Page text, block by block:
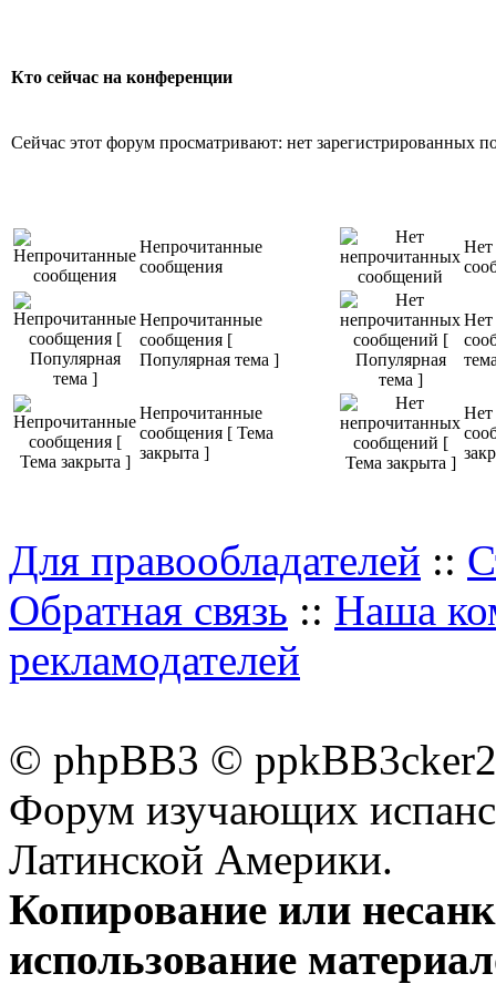
Кто сейчас на конференции
Сейчас этот форум просматривают: нет зарегистрированных
Непрочитанные
сообщения
Нет
Непрочитанные
сообщения [
Популярная тема ]
Нет
Непрочитанные
сообщения [ Тема
закрыта ]
Нет
Для правообладателей ::
Обратная связь :: Наша
рекламодателей
© phpBB3 ©
Форум изучающих
Латинской Америки.
Копирование или
использование